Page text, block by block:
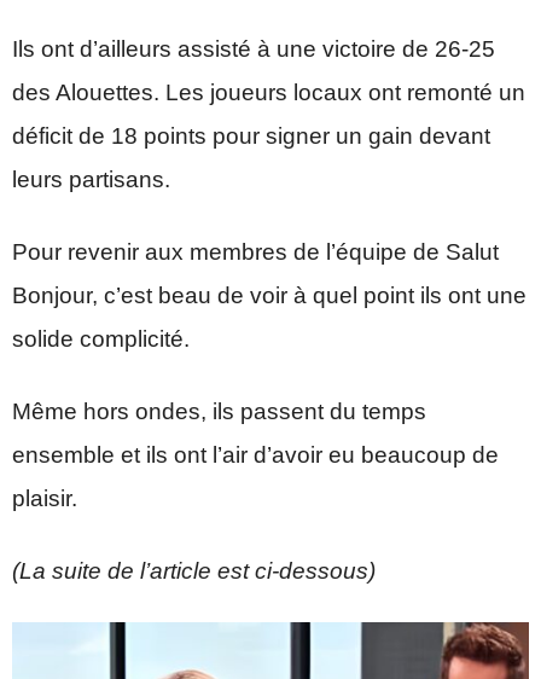
Ils ont d’ailleurs assisté à une victoire de 26-25
des Alouettes. Les joueurs locaux ont remonté un
déficit de 18 points pour signer un gain devant
leurs partisans.
Pour revenir aux membres de l’équipe de Salut
Bonjour, c’est beau de voir à quel point ils ont une
solide complicité.
Même hors ondes, ils passent du temps
ensemble et ils ont l’air d’avoir eu beaucoup de
plaisir.
(La suite de l’article est ci-dessous)